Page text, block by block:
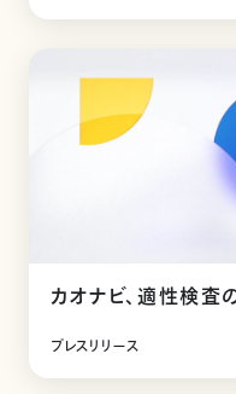
カオナビ、適性検査
プレスリリース